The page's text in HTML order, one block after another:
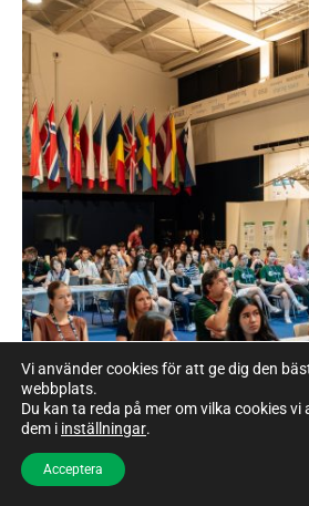
Vi använder cookies för att ge dig den
webbplats.
Du kan ta reda på mer om vilka cookies
dem i inställningar.
Acceptera